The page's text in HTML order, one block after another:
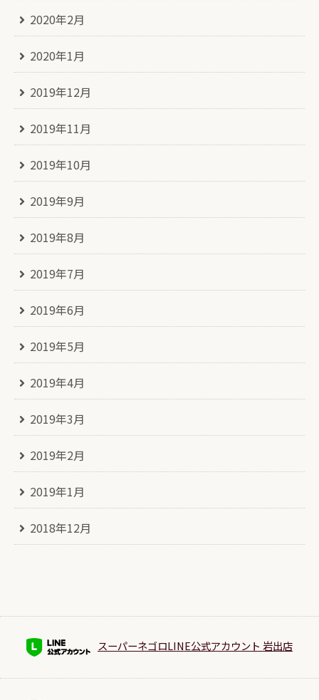
2020年2月
2020年1月
2019年12月
2019年11月
2019年10月
2019年9月
2019年8月
2019年7月
2019年6月
2019年5月
2019年4月
2019年3月
2019年2月
2019年1月
2018年12月
スーパーネゴロLINE公式アカウント 岩出店